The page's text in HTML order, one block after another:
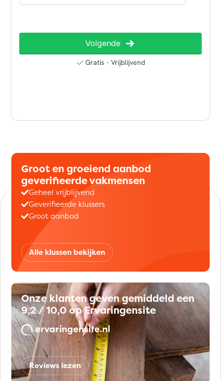
Groot en groeiend aanbod
geverifieerde vakmensen
Geheel vrijblijvend
Geverifieerde klussers
Groot aanbod
Alle klussen bekijken
Onze klanten geven gemiddeld een
9,2 / 10,0 op Ervaringensite
Reviews lezen